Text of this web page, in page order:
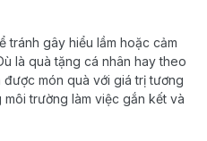
tránh gây hiểu lầm hoặc cảm
là quà tặng cá nhân hay theo
món quà với giá trị tương
trường làm việc gắn kết và